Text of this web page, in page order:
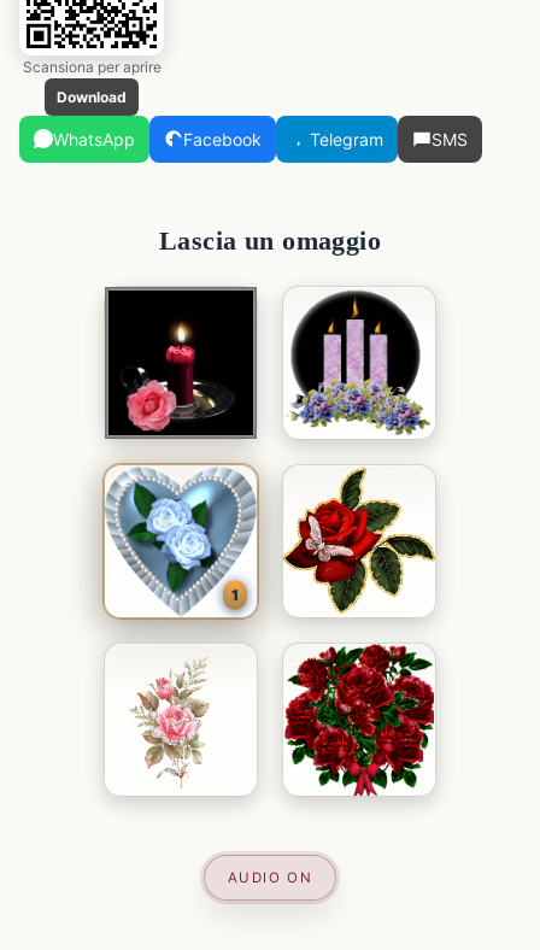
Scansiona per aprire
Download
WhatsApp Facebook Telegram SMS
Lascia un omaggio
1
AUDIO ON